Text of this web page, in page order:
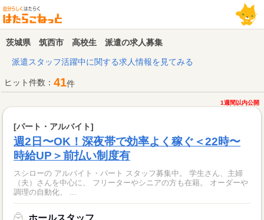
茨城県 筑西市 高校生 派遣の求人募集
派遣スタッフ活躍中に関する求人情報を見てみる
ヒット件数： 41件
1週間以内公開
[パート・アルバイト]
週2日〜OK！深夜帯で効率よく稼ぐ＜22時〜
時給UP＞前払い制度有
スシローの アルバイト・パート スタッフ募集中。 学生さん、主婦
（夫）さんを中心に、 フリーターやシニアの方も在籍。 オーダーや
調理の自動化、 ...
ホールスタッフ